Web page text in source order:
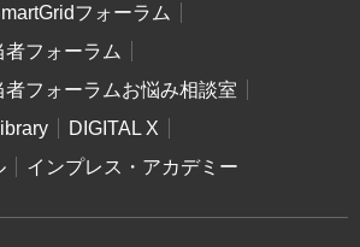
フォーラム
フォーラム
フォーラムお悩み相談室
DIGITAL X
インプレス・アカデミー